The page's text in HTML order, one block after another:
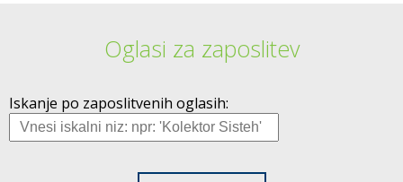
Oglasi za zaposlitev
Iskanje po zaposlitvenih oglasih: